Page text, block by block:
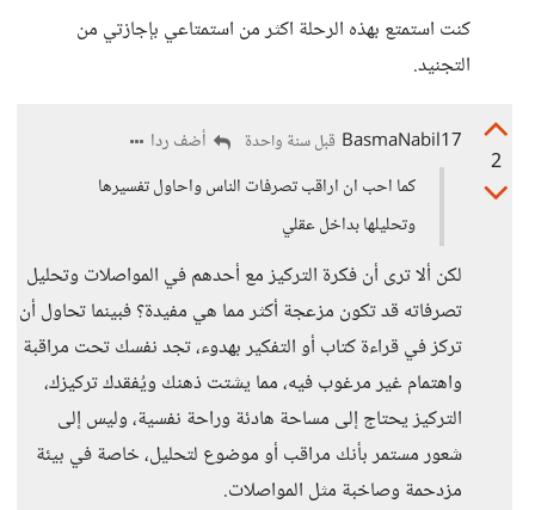
كنت استمتع بهذه الرحلة اكثر من استمتاعي بإجازتي من
التجنيد.
2
BasmaNabil17 قبل سنة واحدة
أضف ردا
كما احب ان اراقب تصرفات الناس واحاول تفسيرها
وتحليلها بداخل عقلي
لكن ألا ترى أن فكرة التركيز مع أحدهم في المواصلات وتحليل
تصرفاته قد تكون مزعجة أكثر مما هي مفيدة؟ فبينما تحاول أن
تركز في قراءة كتاب أو التفكير بهدوء، تجد نفسك تحت مراقبة
واهتمام غير مرغوب فيه، مما يشتت ذهنك ويُفقدك تركيزك،
التركيز يحتاج إلى مساحة هادئة وراحة نفسية، وليس إلى
شعور مستمر بأنك مراقب أو موضوع لتحليل، خاصة في بيئة
مزدحمة وصاخبة مثل المواصلات.